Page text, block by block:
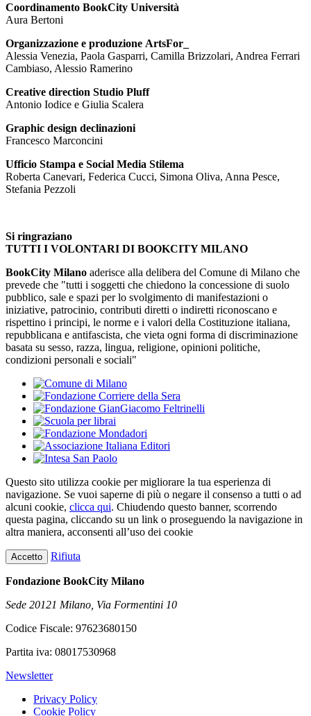
Coordinamento BookCity Università
Aura Bertoni
Organizzazione e produzione ArtsFor_
Alessia Venezia, Paola Gasparri, Camilla Brizzolari, Andrea Ferrari
Cambiaso, Alessio Ramerino
Creative direction Studio Pluff
Antonio Iodice e Giulia Scalera
Graphic design declinazioni
Francesco Marconcini
Ufficio Stampa e Social Media Stilema
Roberta Canevari, Federica Cucci, Simona Oliva, Anna Pesce,
Stefania Pezzoli
Si ringraziano
TUTTI I VOLONTARI DI BOOKCITY MILANO
BookCity Milano aderisce alla delibera del Comune di Milano che
prevede che "tutti i soggetti che chiedono la concessione di suolo
pubblico, sale e spazi per lo svolgimento di manifestazioni o
iniziative, patrocinio, contributi diretti o indiretti riconoscano e
rispettino i principi, le norme e i valori della Costituzione italiana,
repubblicana e antifascista, che vieta ogni forma di discriminazione
basata su sesso, razza, lingua, religione, opinioni politiche,
condizioni personali e sociali"
Questo sito utilizza cookie per migliorare la tua esperienza di
navigazione. Se vuoi saperne di più o negare il consenso a tutti o ad
alcuni cookie, clicca qui. Chiudendo questo banner, scorrendo
questa pagina, cliccando su un link o proseguendo la navigazione in
altra maniera, acconsenti all’uso dei cookie
Accetto Rifiuta
Fondazione BookCity Milano
Sede 20121 Milano, Via Formentini 10
Codice Fiscale: 97623680150
Partita iva: 08017530968
Newsletter
Privacy Policy
Cookie Policy